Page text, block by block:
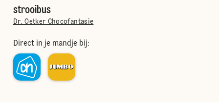
strooibus
Dr. Oetker Chocofantasie
Direct in je mandje bij: